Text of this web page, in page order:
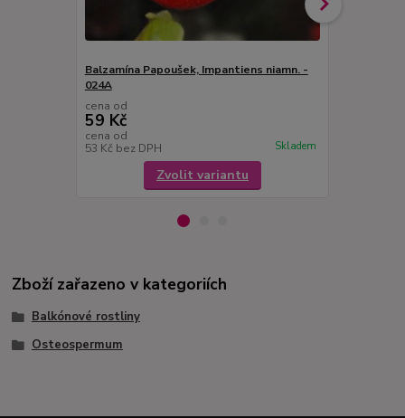
Balzamína Papoušek, Impantiens niamn. -
024A
cena od
59 Kč
cena od
53 Kč bez DPH Skladem
Zvolit variantu
Zboží zařazeno v kategoriích
Balkónové rostliny
Osteospermum